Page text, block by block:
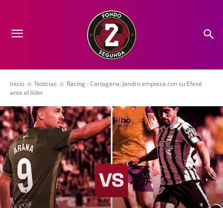
Inicio Noticias
Racing - Cartagena: Jandro empieza con su Efesé
ante el líder